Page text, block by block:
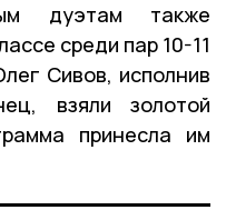
дуэтам также
среди пар 10-11
Сивов, исполнив
взяли золотой
принесла им